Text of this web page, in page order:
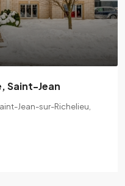
Saint-Jean
Jean-sur-Richelieu,